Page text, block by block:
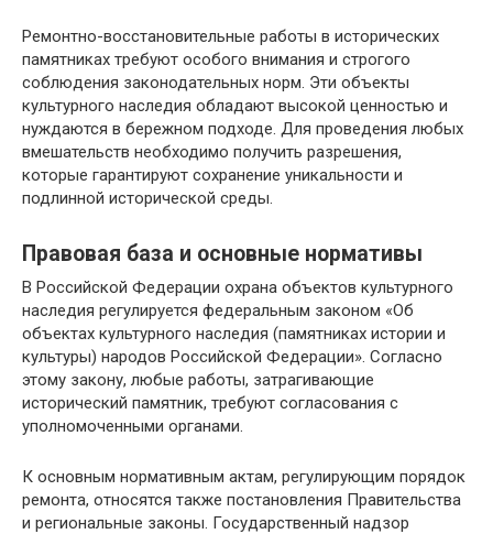
Ремонтно-восстановительные работы в исторических
памятниках требуют особого внимания и строгого
соблюдения законодательных норм. Эти объекты
культурного наследия обладают высокой ценностью и
нуждаются в бережном подходе. Для проведения любых
вмешательств необходимо получить разрешения,
которые гарантируют сохранение уникальности и
подлинной исторической среды.
Правовая база и основные нормативы
В Российской Федерации охрана объектов культурного
наследия регулируется федеральным законом «Об
объектах культурного наследия (памятниках истории и
культуры) народов Российской Федерации». Согласно
этому закону, любые работы, затрагивающие
исторический памятник, требуют согласования с
уполномоченными органами.
К основным нормативным актам, регулирующим порядок
ремонта, относятся также постановления Правительства
и региональные законы. Государственный надзор